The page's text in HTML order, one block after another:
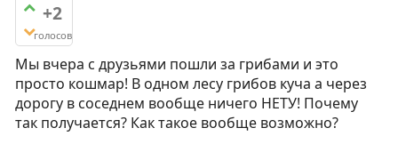
+2
голосов
Мы вчера с друзьями пошли за грибами и это
просто кошмар! В одном лесу грибов куча а через
дорогу в соседнем вообще ничего НЕТУ! Почему
так получается? Как такое вообще возможно?